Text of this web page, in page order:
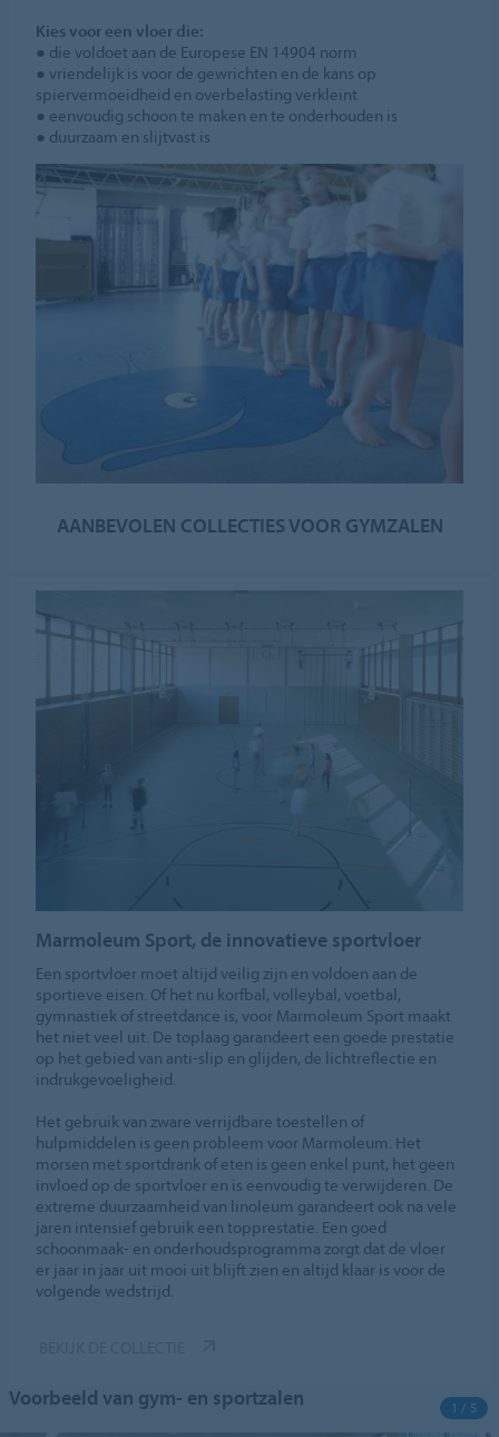
Kies voor een vloer die:
● die voldoet aan de Europese EN 14904 norm
● vriendelijk is voor de gewrichten en de kans op
spiervermoeidheid en overbelasting verkleint
● eenvoudig schoon te maken en te onderhouden is
● duurzaam en slijtvast is
AANBEVOLEN COLLECTIES VOOR GYMZALEN
Marmoleum Sport, de innovatieve sportvloer
Een sportvloer moet altijd veilig zijn en voldoen aan de
sportieve eisen. Of het nu korfbal, volleybal, voetbal,
gymnastiek of streetdance is, voor Marmoleum Sport maakt
het niet veel uit. De toplaag garandeert een goede prestatie
op het gebied van anti-slip en glijden, de lichtreflectie en
indrukgevoeligheid.
Het gebruik van zware verrijdbare toestellen of
hulpmiddelen is geen probleem voor Marmoleum. Het
morsen met sportdrank of eten is geen enkel punt, het geen
invloed op de sportvloer en is eenvoudig te verwijderen. De
extreme duurzaamheid van linoleum garandeert ook na vele
jaren intensief gebruik een topprestatie. Een goed
schoonmaak- en onderhoudsprogramma zorgt dat de vloer
er jaar in jaar uit mooi uit blijft zien en altijd klaar is voor de
volgende wedstrijd.
Voorbeeld van gym- en sportzalen 1 / 5